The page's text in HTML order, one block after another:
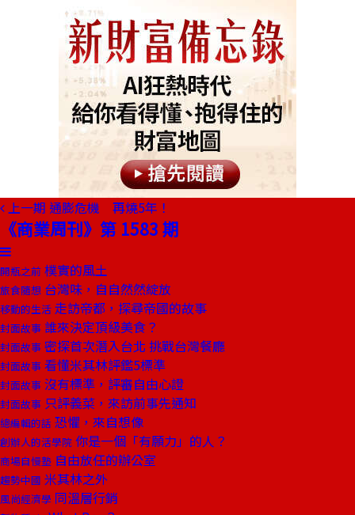
上一期 通膨危機 再燒5年！
《商業周刊》第 1583 期
開瓶之前 樸實的風土
旅食隨想 台灣味，自自然然綻放
移動的生活 走訪帝都，探尋帝國的故事
封面故事 誰來決定頂級美食？
封面故事 密探首次潛入台北 挑戰台灣餐廳
封面故事 看懂米其林評鑑5標準
封面故事 沒有標準，評審自由心證
封面故事 只評義菜，來訪前事先通知
總編輯的話 恐懼，來自想像
創辦人的活學院 你是一個「有願力」的人？
商場自慢塾 自由放任的辦公室
趨勢中國 米其林之外
風尚經濟學 同溫層行銷